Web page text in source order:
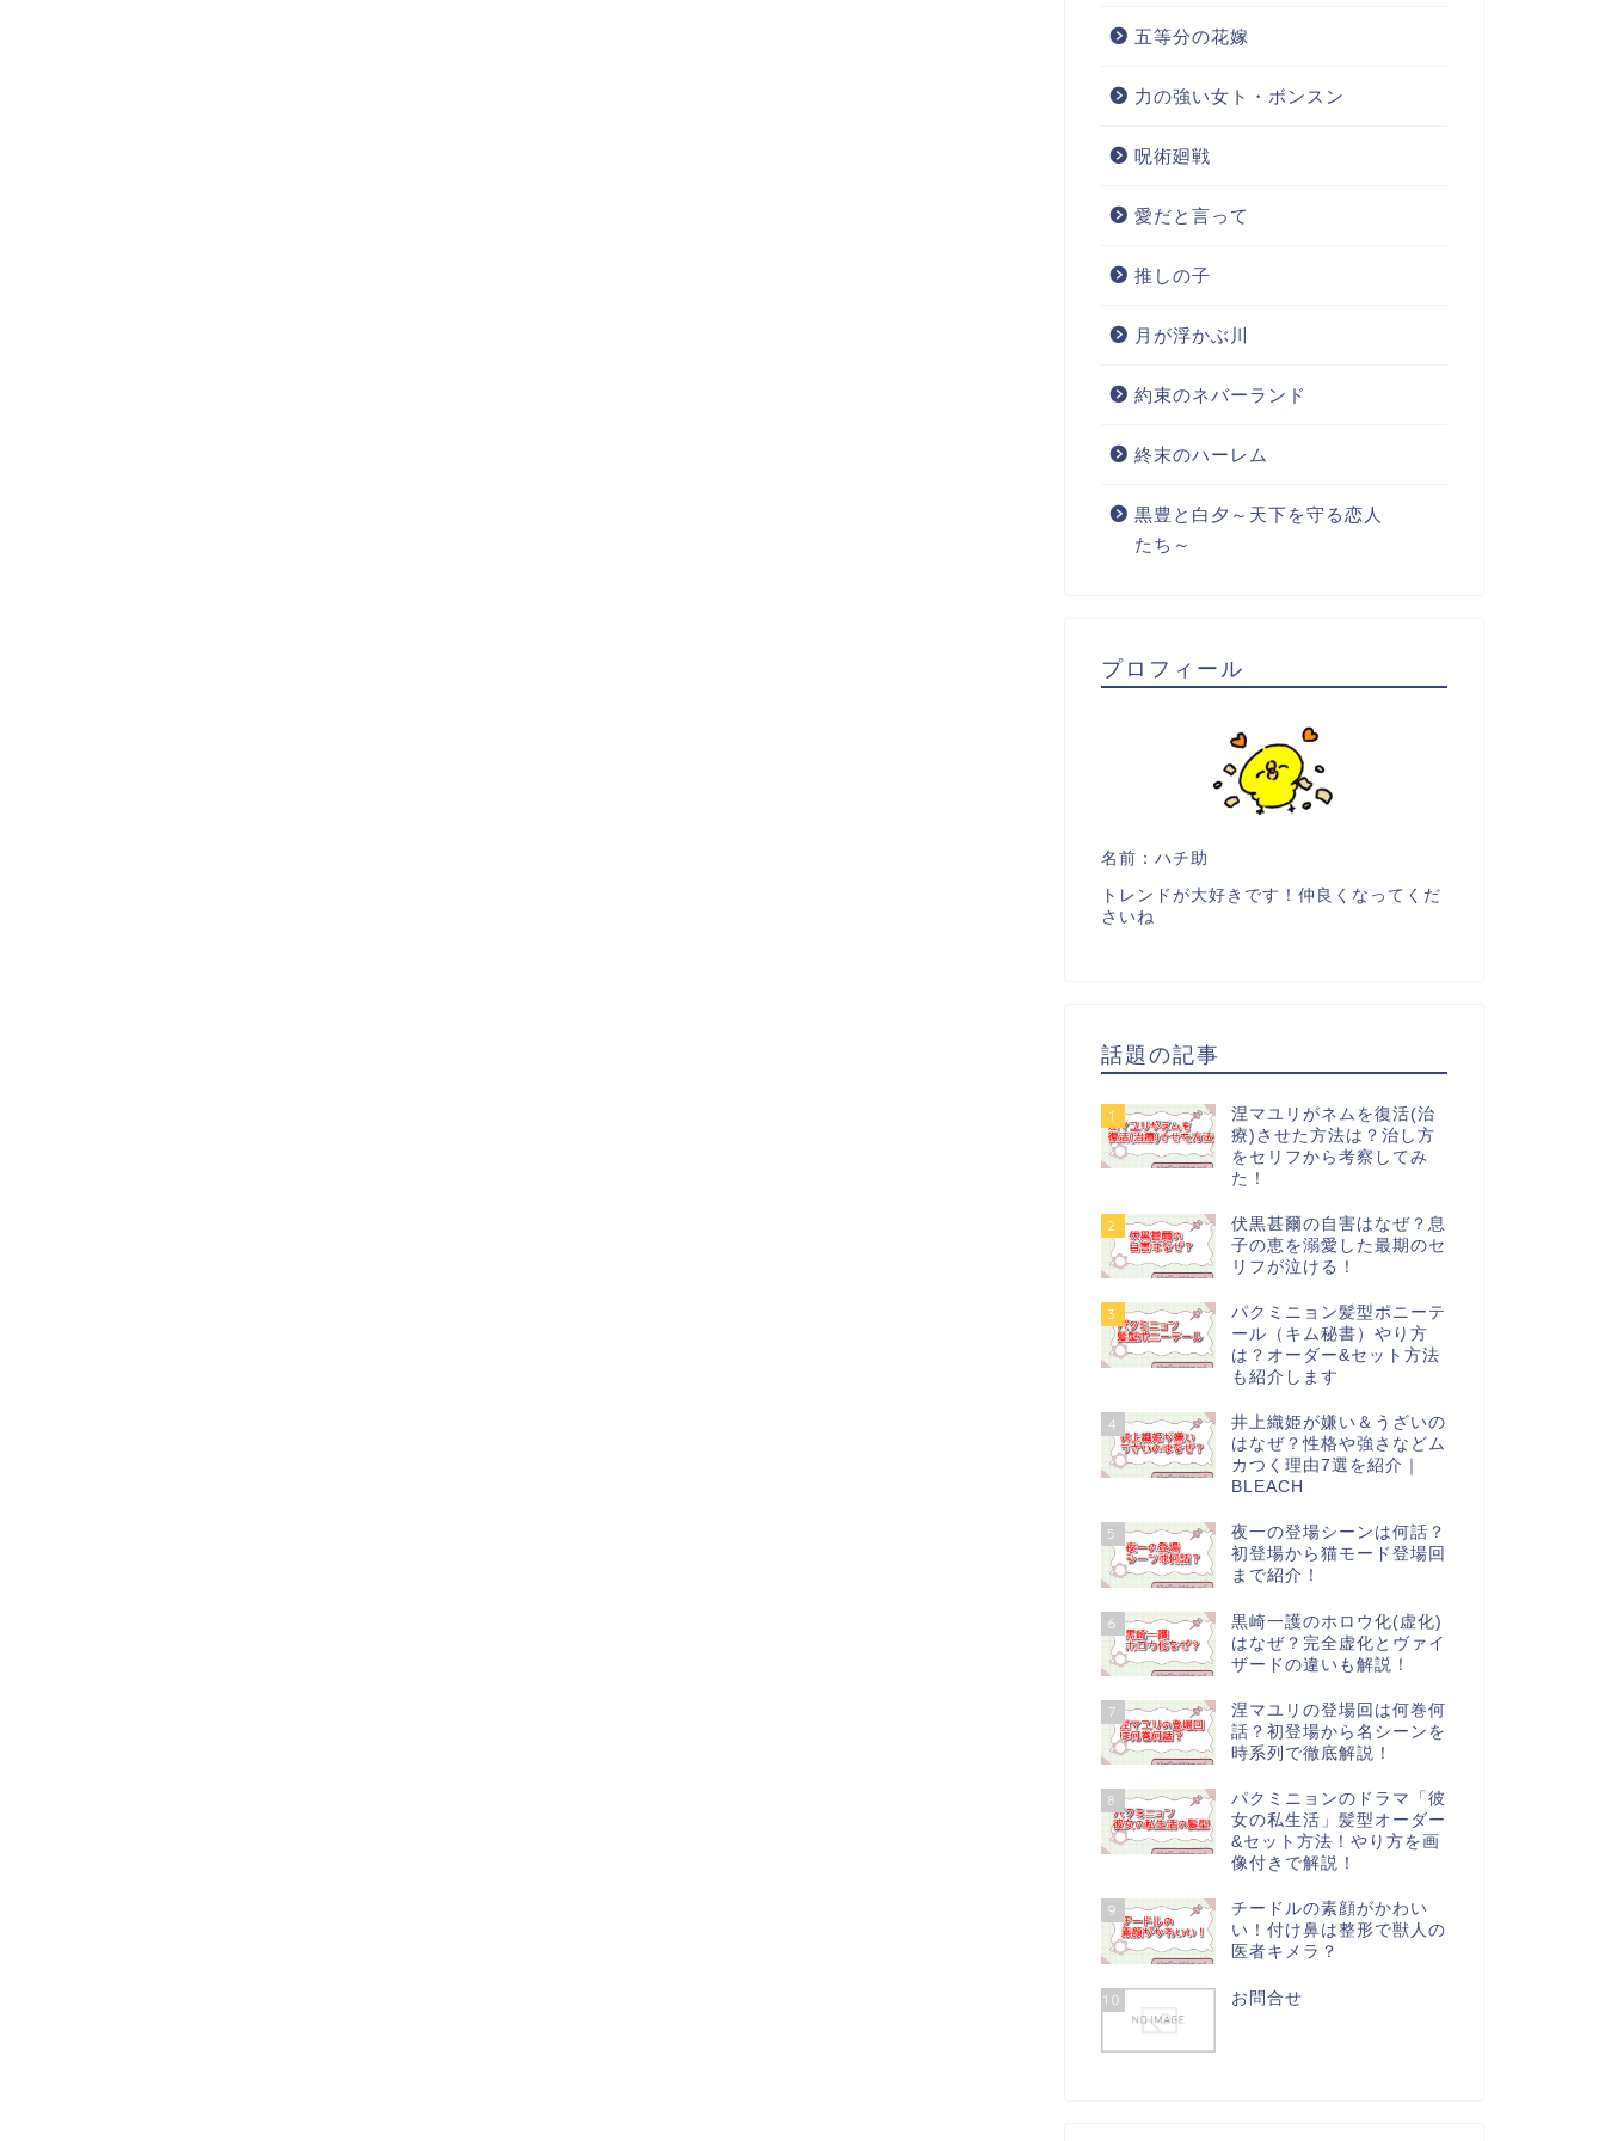
五等分の花嫁
力の強い女ト・ボンスン
呪術廻戦
愛だと言って
推しの子
月が浮かぶ川
約束のネバーランド
終末のハーレム
黒豊と白夕～天下を守る恋人
たち～
プロフィール
名前：ハチ助
トレンドが大好きです！仲良くなってくだ
さいね
話題の記事
1
涅マユリがネムを復活(治
療)させた方法は？治し方
をセリフから考察してみ
た！
2
伏黒甚爾の自害はなぜ？息
子の恵を溺愛した最期のセ
リフが泣ける！
3
パクミニョン髪型ポニーテ
ール（キム秘書）やり方
は？オーダー&セット方法
も紹介します
4
井上織姫が嫌い＆うざいの
はなぜ？性格や強さなどム
カつく理由7選を紹介｜
BLEACH
5
夜一の登場シーンは何話？
初登場から猫モード登場回
まで紹介！
6
黒崎一護のホロウ化(虚化)
はなぜ？完全虚化とヴァイ
ザードの違いも解説！
7
涅マユリの登場回は何巻何
話？初登場から名シーンを
時系列で徹底解説！
8
パクミニョンのドラマ「彼
女の私生活」髪型オーダー
&セット方法！やり方を画
像付きで解説！
9
チードルの素顔がかわい
い！付け鼻は整形で獣人の
医者キメラ？
10 お問合せ